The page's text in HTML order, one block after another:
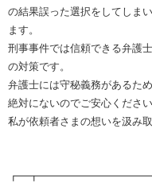
の結果誤った選択をしてしま
ます。
刑事事件では信頼できる弁護
の対策です。
弁護士には守秘義務があるた
絶対にないのでご安心ください
私が依頼者さまの想いを汲み